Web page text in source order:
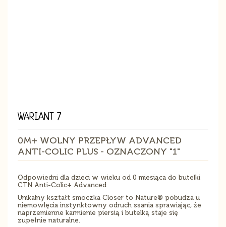
WARIANT 7
0M+ WOLNY PRZEPŁYW ADVANCED
ANTI-COLIC PLUS - OZNACZONY "1"
Odpowiedni dla dzieci w wieku od 0 miesiąca do butelki
CTN Anti-Colic+ Advanced
Unikalny kształt smoczka Closer to Nature® pobudza u
niemowlęcia instynktowny odruch ssania sprawiając, że
naprzemienne karmienie piersią i butelką staje się
zupełnie naturalne.